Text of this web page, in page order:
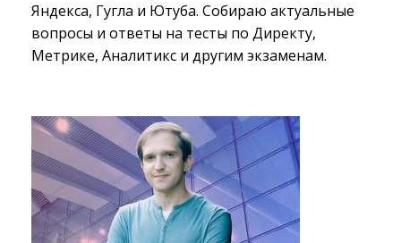
Яндекса, Гугла и Ютуба. Собираю актуальные
вопросы и ответы на тесты по Директу,
Метрике, Аналитикс и другим экзаменам.